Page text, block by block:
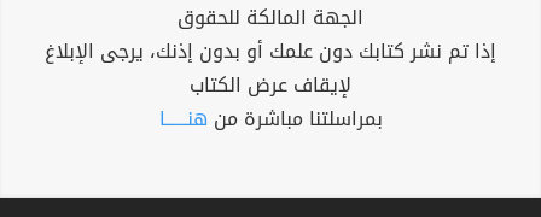
الجهة المالكة للحقوق
إذا تم نشر كتابك دون علمك أو بدون إذنك، يرجى الإبلاغ
لإيقاف عرض الكتاب
بمراسلتنا مباشرة من هنــــــا